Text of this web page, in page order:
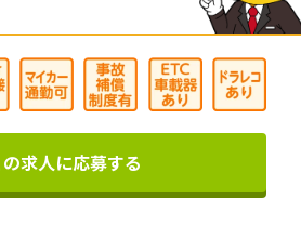
の求人に応募する